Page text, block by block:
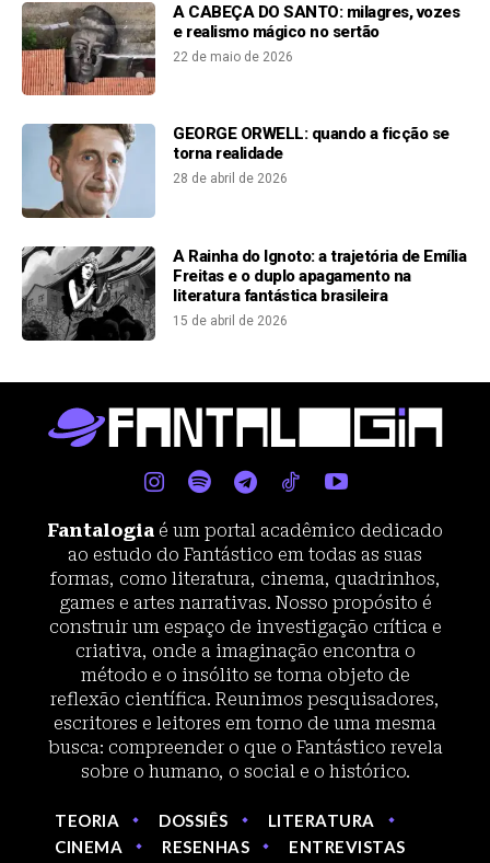
A CABEÇA DO SANTO: milagres, vozes
e realismo mágico no sertão
22 de maio de 2026
GEORGE ORWELL: quando a ficção se
torna realidade
28 de abril de 2026
A Rainha do Ignoto: a trajetória de Emília
Freitas e o duplo apagamento na
literatura fantástica brasileira
15 de abril de 2026
Fantalogia é um portal acadêmico dedicado
ao estudo do Fantástico em todas as suas
formas, como literatura, cinema, quadrinhos,
games e artes narrativas. Nosso propósito é
construir um espaço de investigação crítica e
criativa, onde a imaginação encontra o
método e o insólito se torna objeto de
reflexão científica. Reunimos pesquisadores,
escritores e leitores em torno de uma mesma
busca: compreender o que o Fantástico revela
sobre o humano, o social e o histórico.
TEORIA DOSSIÊS
LITERATURA
CINEMA
RESENHAS ENTREVISTAS